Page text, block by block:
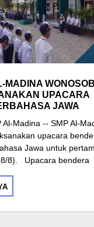
MADINA
UPACARA
JAWA
Al-Madina -- SMP Al-
upacara
Jawa untuk
8). Upacara bendera